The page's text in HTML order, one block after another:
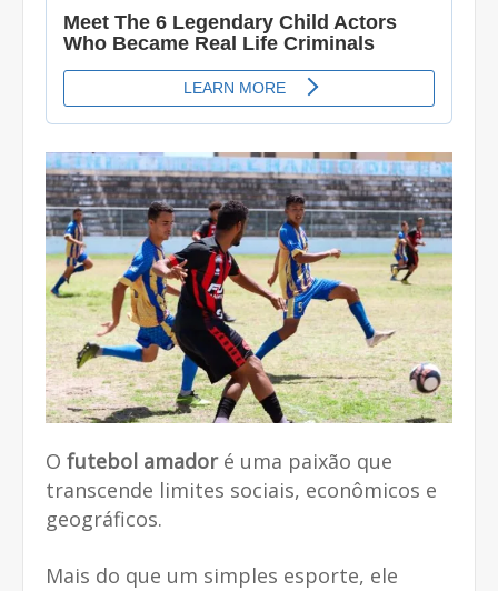
O futebol amadoré uma paixão que
transcende limites sociais, econômicos e
geográficos.
Mais do que um simples esporte, ele